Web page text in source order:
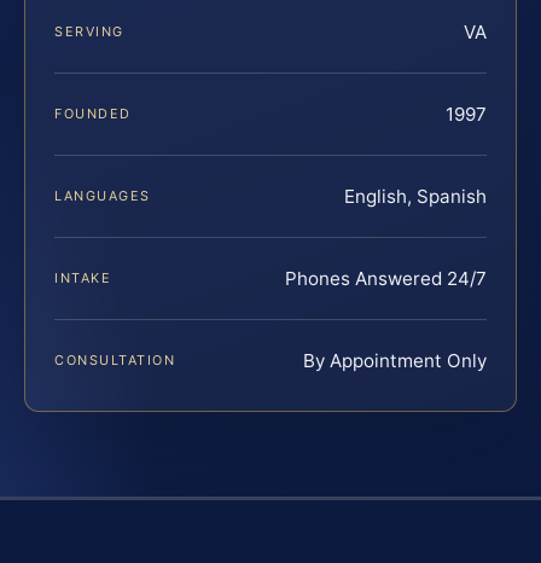
SERVING VA
FOUNDED 1997
LANGUAGES English, Spanish
INTAKE Phones Answered 24/7
CONSULTATION By Appointment Only